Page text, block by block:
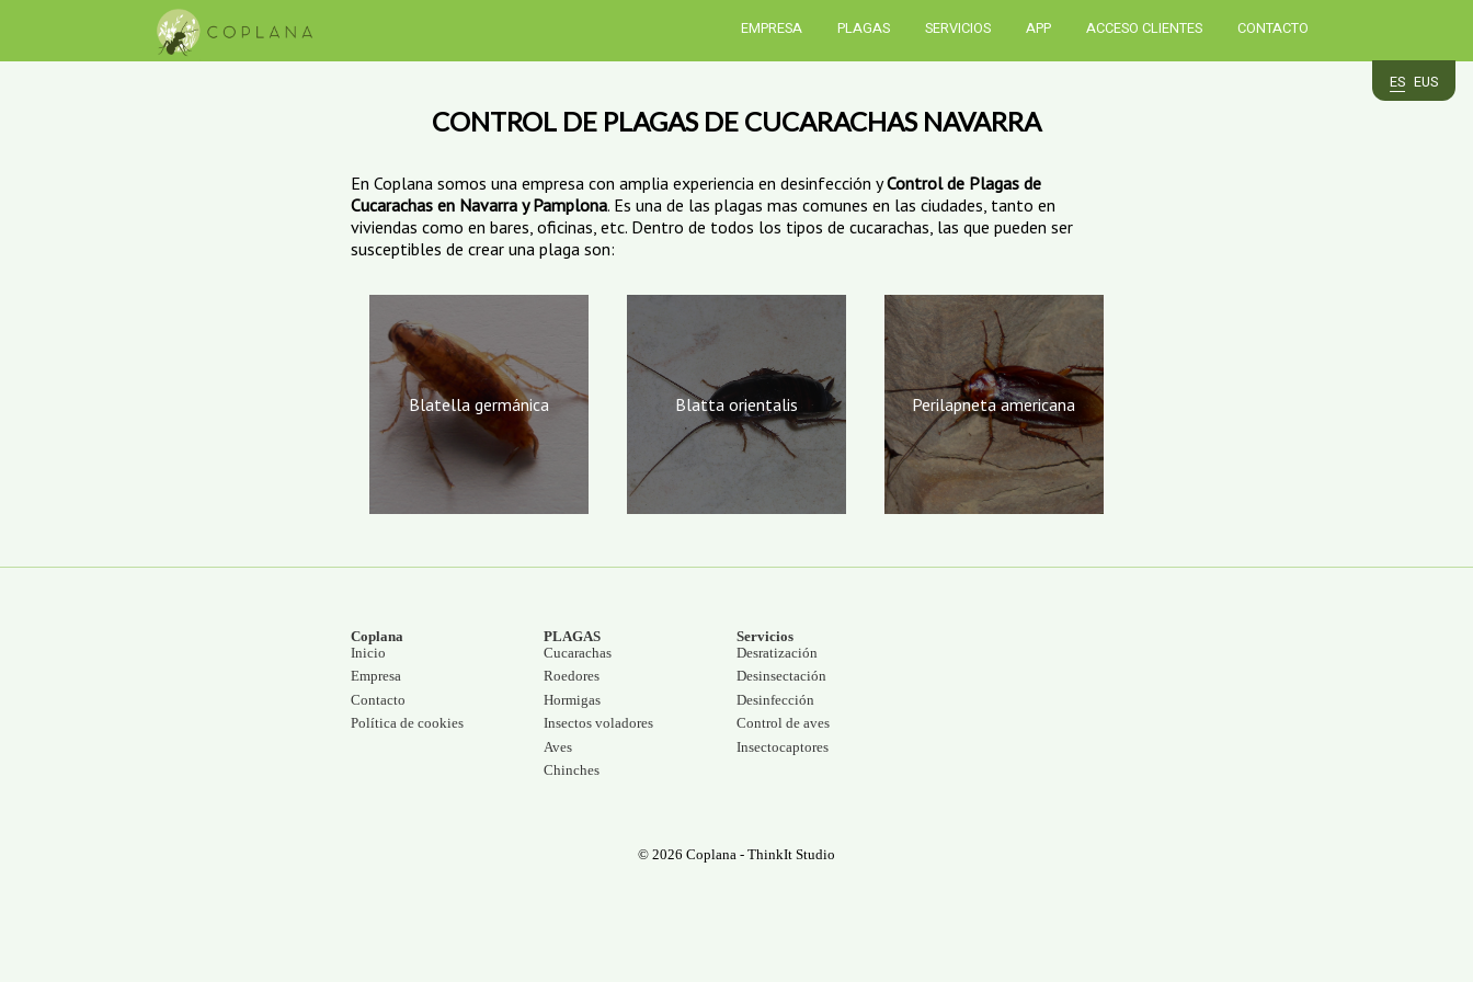
EMPRESA PLAGAS SERVICIOS
TRATAMIENTOS DE MADERA
APP ACCESO CLIENTES CONTACTO
ES EUS
CONTROL DE PLAGAS DE CUCARACHAS NAVARRA
En Coplana somos una empresa con amplia experiencia en desinfección yControl de Plagas de
Cucarachas en Navarra y Pamplona. Es una de las plagas mas comunes en las ciudades, tanto en
viviendas como en bares, oficinas, etc. Dentro de todos los tipos de cucarachas, las que pueden ser
susceptibles de crear una plaga son:
Blatella germánica Blatta orientalis Perilapneta americana
Coplana
Inicio
Empresa
Contacto
Política de cookies
PLAGAS
Cucarachas
Roedores
Hormigas
Insectos voladores
Aves
Chinches
Servicios
Desratización
Desinsectación
Desinfección
Control de aves
Insectocaptores
© 2026 Coplana - ThinkIt Studio